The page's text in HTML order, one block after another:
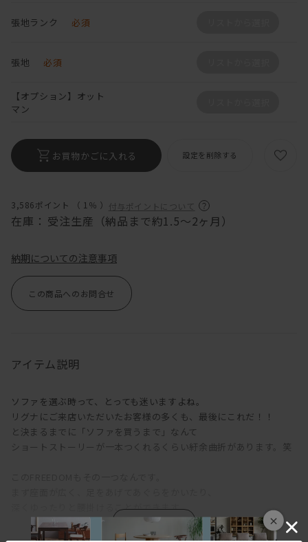
×
3,586ポイント （ 1％ ） 付与ポイントについて
在庫： 受注生産（納品まで約1.5～2ヶ月）
張地ランク 必須
張地 必須
【オプション】オット
マン
お買物かごに入れる 設定を削除する
納期についての注意事項
この商品へのお問合せ
アイテム説明
ソファを選ぶ時って、とっても迷いますよね。
リグナにご来店いただいたお客様の多くも、最後にこれだ！！
と決まるまでに「ソファを買うまで」なんて
ショートストーリーが一本つくれるくらい紆余曲折があります。笑
深くゆったりと腰掛けることができます。
オプションの背クッションをどけると、デイベッドとして使えるく